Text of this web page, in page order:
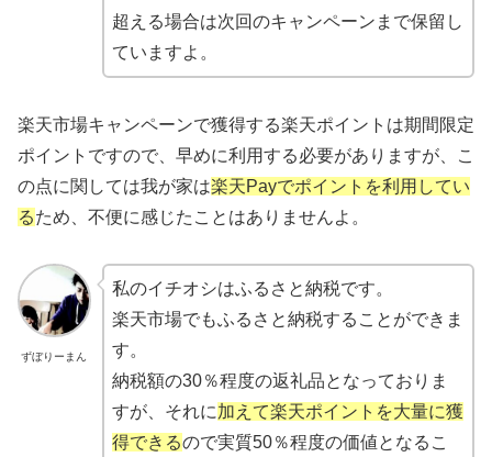
超える場合は次回のキャンペーンまで保留し
ていますよ。
楽天市場キャンペーンで獲得する楽天ポイントは期間限定
ポイントですので、早めに利用する必要がありますが、こ
の点に関しては我が家は楽天Payでポイントを利用してい
るため、不便に感じたことはありませんよ。
ずぼりーまん
私のイチオシはふるさと納税です。
楽天市場でもふるさと納税することができま
す。
納税額の30％程度の返礼品となっておりま
すが、それに加えて楽天ポイントを大量に獲
得できるので実質50％程度の価値となるこ